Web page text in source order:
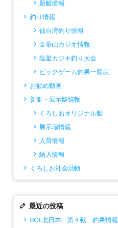
新艇情報
釣り情報
仙台湾釣り情報
金華山カジキ情報
塩釜カジキ釣り大会
ビックゲーム釣果一覧表
お勧め動画
新艇・展示艇情報
くろしおオリジナル艇
展示場情報
入荷情報
納入情報
くろしお社会活動
最近の投稿
BOL北日本 第４戦 釣果情報